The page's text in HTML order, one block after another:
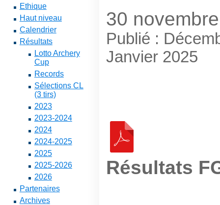
Ethique
Haut niveau
Calendrier
Résultats
Lotto Archery
Cup
Records
Sélections CL
(3 tirs)
2023
2023-2024
2024
2024-2025
2025
2025-2026
2026
Partenaires
Archives
30
Publié :
Janvier 2025
Résultats